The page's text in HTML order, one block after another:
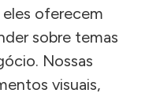
eles oferecem
sobre temas
Nossas
visuais,